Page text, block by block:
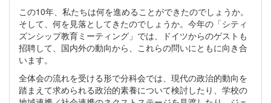
この10年、私たちは何を進めることができたのでしょうか。
そして、何を見落としてきたのでしょうか。今年の「シティ
ズンシップ教育ミーティング」では、ドイツからのゲストも
招聘して、国内外の動向から、これらの問いにともに向き合
います。
全体会の流れを受ける形で分科会では、現代の政治的動向を
踏まえて求められる政治的素養について検討したり、学校の